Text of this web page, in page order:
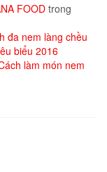
FOOD trong
đa nem làng chều
biểu 2016
làm món nem